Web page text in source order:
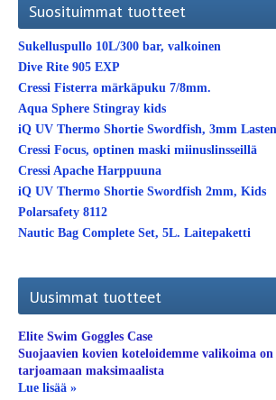
Suosituimmat tuotteet
Sukelluspullo 10L/300 bar, valkoinen
Dive Rite 905 EXP
Cressi Fisterra märkäpuku 7/8mm.
Aqua Sphere Stingray kids
iQ UV Thermo Shortie Swordfish, 3mm
Cressi Focus, optinen maski miinuslinsseillä
Cressi Apache Harppuuna
iQ UV Thermo Shortie Swordfish 2mm, Kids
Polarsafety 8112
Nautic Bag Complete Set, 5L. Laitepaketti
Uusimmat tuotteet
Elite Swim Goggles Case
Suojaavien kovien koteloidemme valikoima
tarjoamaan maksimaalista
Lue lisää »